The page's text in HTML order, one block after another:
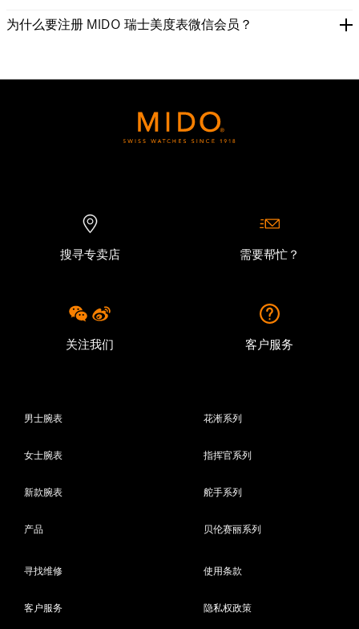
为什么要注册 MIDO 瑞士美度表微信会员？
搜寻专卖店 需要帮忙？
关注我们 客户服务
男士腕表
女士腕表
新款腕表
产品
花淅系列
指挥官系列
舵手系列
贝伦赛丽系列
寻找维修
客户服务
使用条款
隐私权政策